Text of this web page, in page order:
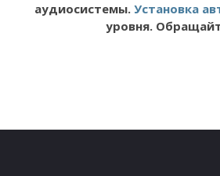
аудиосистемы. Установка
уровня.